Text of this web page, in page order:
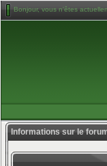
Bonjour, vous n'êtes
Informations sur le